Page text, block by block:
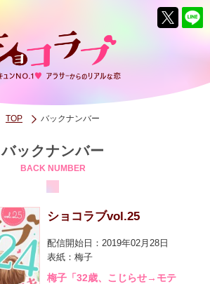
TOP バックナンバー
バックナンバー
BACK NUMBER
ショコラブvol.25
配信開始日：2019年02月28日
表紙：梅子
梅子「32歳、こじらせ→モテ